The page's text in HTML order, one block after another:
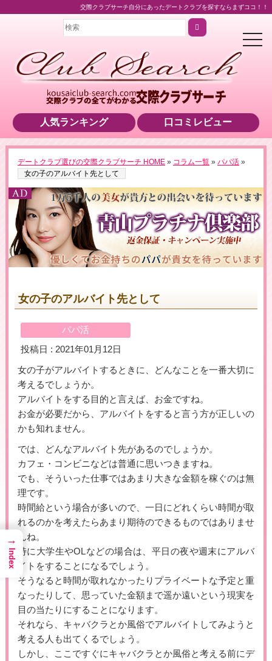
交際クラブサーチ自分にあったデートクラブを探すならまずココ！！
t
o
i
a
t
i
人気ランキング 口コミレビュー
デートクラブ選びの交際クラブサーチ HOME » コラム一覧 » パパ活 »
女の子のアルバイト先として
＼業界最高水準の美女をご紹介！／
▶男性用公式HPへのリンクです
▶女性用公式HPへのリンクです
女の子のアルバイト先として
パパ活
投稿日 : 2021年01月12日
女の子がアルバイトするときに、どんなことを一番大切に
考えるでしょうか。
アルバイトをする目的と言えば、お金ですね。
お金が必要だから、アルバイトをすると言う方が正しいの
かも知れません。
では、どんなアルバイト先があるのでしょうか。
カフェ・コンビニなどは普通に思いつきますね。
でも、そういった仕事ではあまり大きな金額を稼ぐのは無
理です。
時間給という場合が多いので、一日にどれくらい時間が取
れるのかを考えたらあまり期待のできるものではありませ
んね。
特に大学生やOLなどの場合は、平日の夜や週末にアルバ
イトをすることになるでしょう。
そうなると時間が取れなかったりプライベートな予定と重
なったりして、思っていた金額まで遥か遠いという現実を
目の当たりにすることになります。
それなら、キャバクラとか風俗でアルバイトしてみようと
考える人も出てくるでしょう。
しかし、ここですぐにキャバクラとか風俗と考える前にデ
→
Index